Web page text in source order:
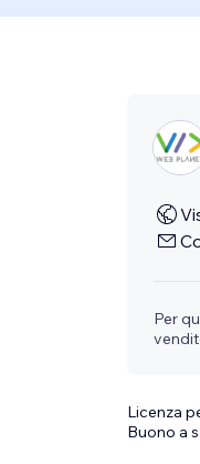
Per
Licenza
Buono a